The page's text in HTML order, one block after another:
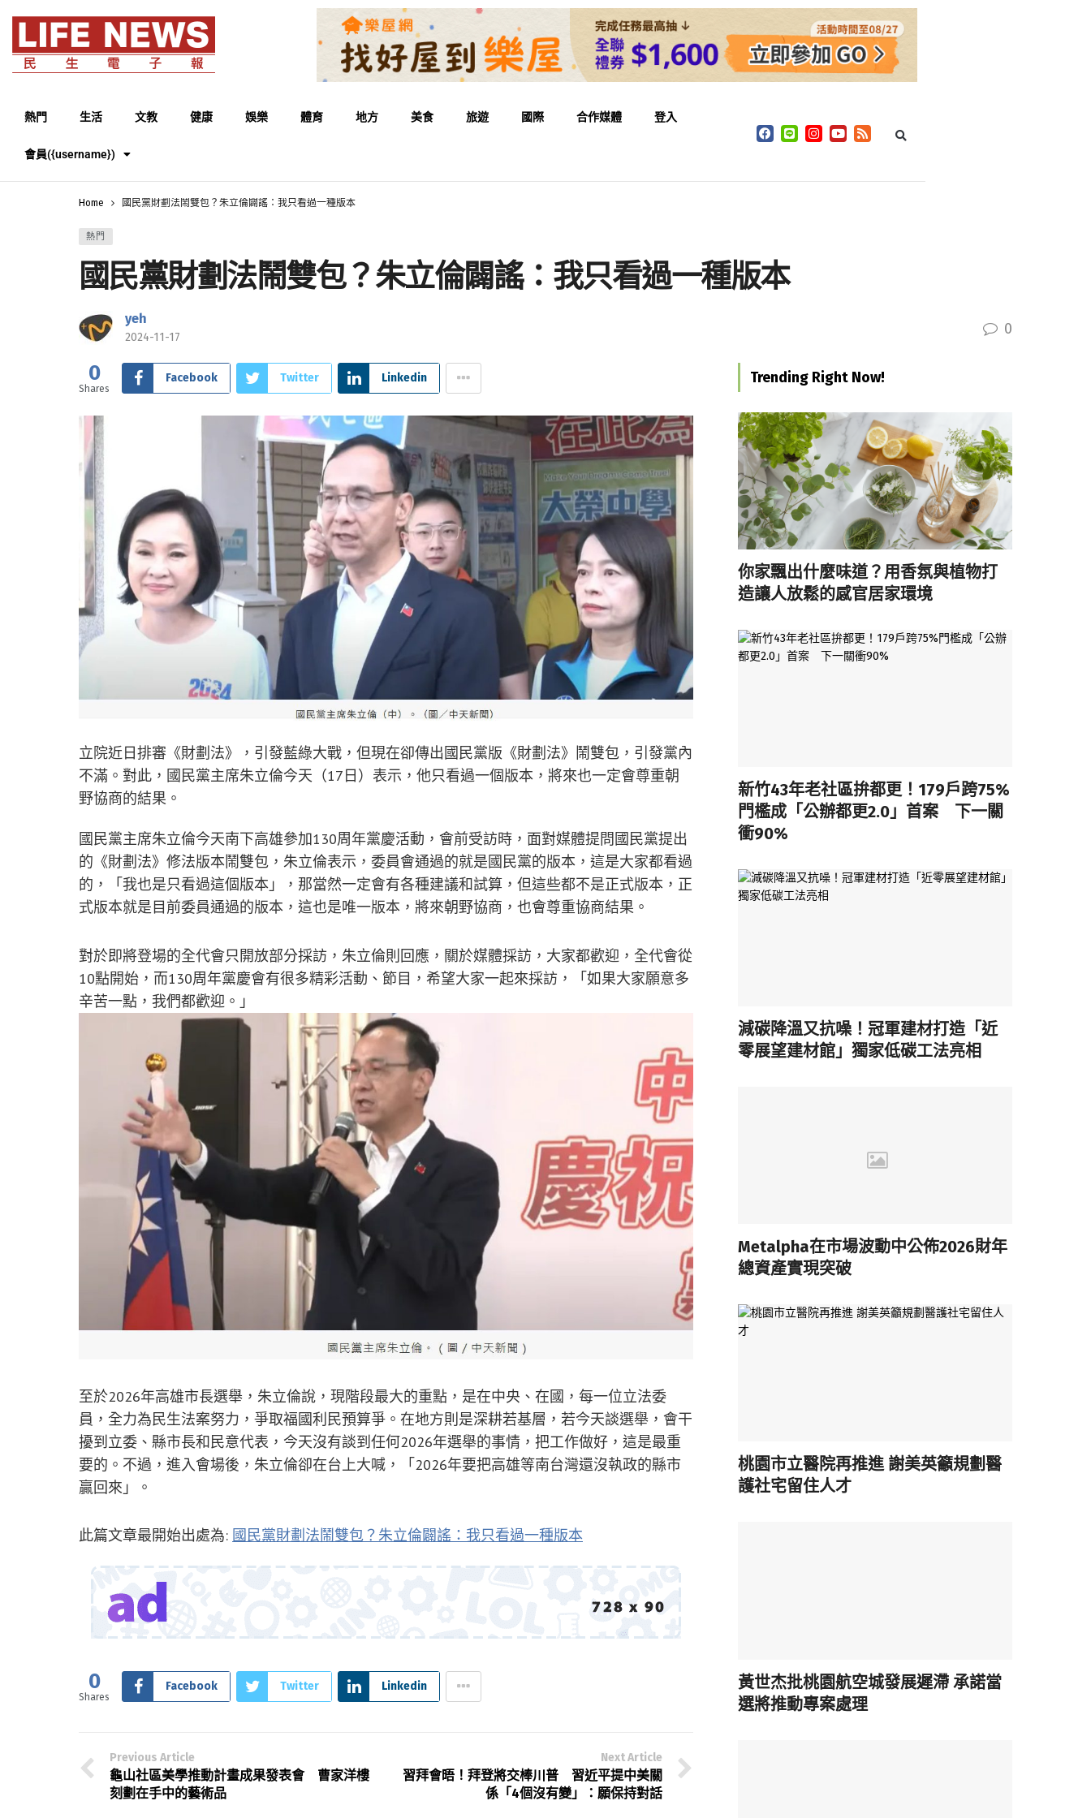
熱門 生活 文教 健康 娛樂 體育 地方 美食 旅遊 國際 合作媒體 登入
會員({username})
Home 國民黨財劃法鬧雙包？朱立倫闢謠：我只看過一種版本
熱門
國民黨財劃法鬧雙包？朱立倫闢謠：我只看過一種版本
yeh
2024-11-17 0
0
Shares
Facebook Twitter Linkedin
立院近日排審《財劃法》，引發藍綠大戰，但現在卻傳出國民黨版《財劃法》鬧雙包，引發黨內
不滿。對此，國民黨主席朱立倫今天（17日）表示，他只看過一個版本，將來也一定會尊重朝
野協商的結果。
國民黨主席朱立倫今天南下高雄參加130周年黨慶活動，會前受訪時，面對媒體提問國民黨提出
的《財劃法》修法版本鬧雙包，朱立倫表示，委員會通過的就是國民黨的版本，這是大家都看過
的，「我也是只看過這個版本」，那當然一定會有各種建議和試算，但這些都不是正式版本，正
式版本就是目前委員通過的版本，這也是唯一版本，將來朝野協商，也會尊重協商結果。
對於即將登場的全代會只開放部分採訪，朱立倫則回應，關於媒體採訪，大家都歡迎，全代會從
10點開始，而130周年黨慶會有很多精彩活動、節目，希望大家一起來採訪，「如果大家願意多
辛苦一點，我們都歡迎。」
至於2026年高雄市長選舉，朱立倫說，現階段最大的重點，是在中央、在國，每一位立法委
員，全力為民生法案努力，爭取福國利民預算爭。在地方則是深耕若基層，若今天談選舉，會干
擾到立委、縣市長和民意代表，今天沒有談到任何2026年選舉的事情，把工作做好，這是最重
要的。不過，進入會場後，朱立倫卻在台上大喊，「2026年要把高雄等南台灣還沒執政的縣市
贏回來」。
此篇文章最開始出處為: 國民黨財劃法鬧雙包？朱立倫闢謠：我只看過一種版本
0
Shares
Facebook Twitter Linkedin
Previous Article
龜山社區美學推動計畫成果發表會 曹家洋樓
刻劃在手中的藝術品
Next Article
習拜會晤！拜登將交棒川普 習近平提中美關
係「4個沒有變」：願保持對話
Trending Right Now!
你家飄出什麼味道？用香氛與植物打
造讓人放鬆的感官居家環境
新竹43年老社區拚都更！179戶跨75%
門檻成「公辦都更2.0」首案 下一關
衝90%
減碳降溫又抗噪！冠軍建材打造「近
零展望建材館」獨家低碳工法亮相
Metalpha在市場波動中公佈2026財年
總資產實現突破
桃園市立醫院再推進 謝美英籲規劃醫
護社宅留住人才
黃世杰批桃園航空城發展遲滯 承諾當
選將推動專案處理